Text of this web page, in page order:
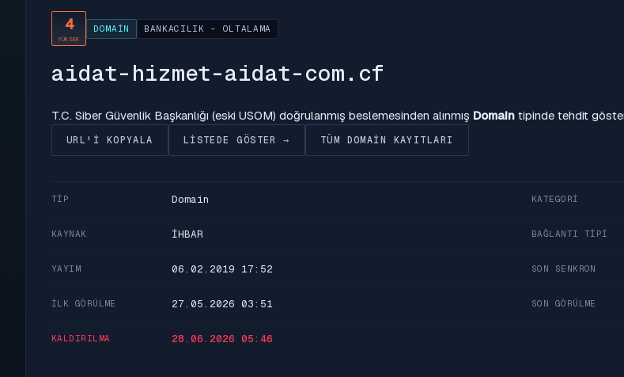
4
YÜKSEK
DOMAIN BANKACILIK - OLTALAMA
aidat-hizmet-aidat-com.cf
T.C. Siber Güvenlik Başkanlığı (eski USOM) doğrulanmış beslemesinden alınmış Domain tipinde tehdit
URL'I KOPYALA LISTEDE GÖSTER → TÜM DOMAIN KAYITLARI
TIP Domain KATEGORI
KAYNAK İHBAR BAĞLANTI TIPI
YAYIM 06.02.2019 17:52 SON SENKRON
İLK GÖRÜLME 27.05.2026 03:51 SON GÖRÜLME
KALDIRILMA 28.06.2026 05:46